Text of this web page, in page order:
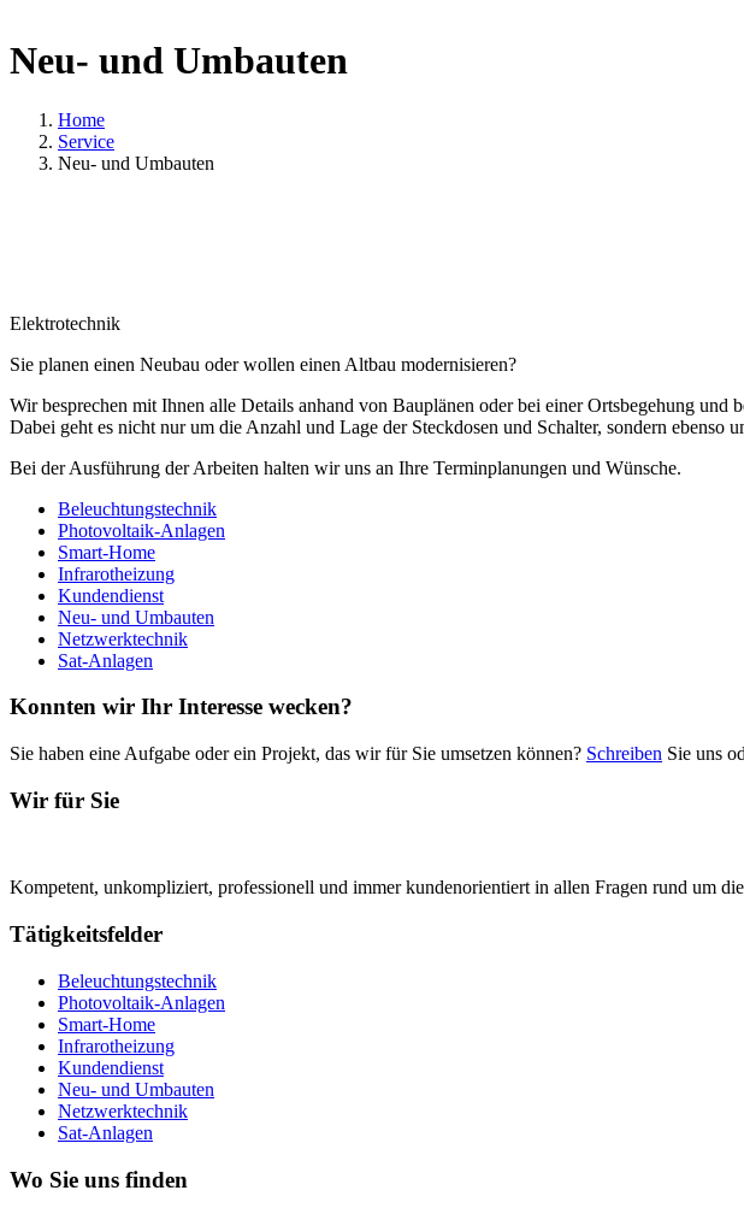
Neu- und Umbauten
Home
Service
Neu- und Umbauten
Elektrotechnik
Sie planen einen Neubau oder wollen einen Altbau modernisieren?
Wir besprechen mit Ihnen alle Details anhand von Bauplänen oder bei einer Ortsbegehung und
Dabei geht es nicht nur um die Anzahl und Lage der Steckdosen und Schalter, sondern ebenso
Bei der Ausführung der Arbeiten halten wir uns an Ihre Terminplanungen und Wünsche.
Beleuchtungstechnik
Photovoltaik-Anlagen
Smart-Home
Infrarotheizung
Kundendienst
Neu- und Umbauten
Netzwerktechnik
Sat-Anlagen
Konnten wir Ihr Interesse wecken?
Sie haben eine Aufgabe oder ein Projekt, das wir für Sie umsetzen können? Schreiben Sie uns
Wir für Sie
Kompetent, unkompliziert, professionell und immer kundenorientiert in allen Fragen rund um
Tätigkeitsfelder
Beleuchtungstechnik
Photovoltaik-Anlagen
Smart-Home
Infrarotheizung
Kundendienst
Neu- und Umbauten
Netzwerktechnik
Sat-Anlagen
Wo Sie uns finden